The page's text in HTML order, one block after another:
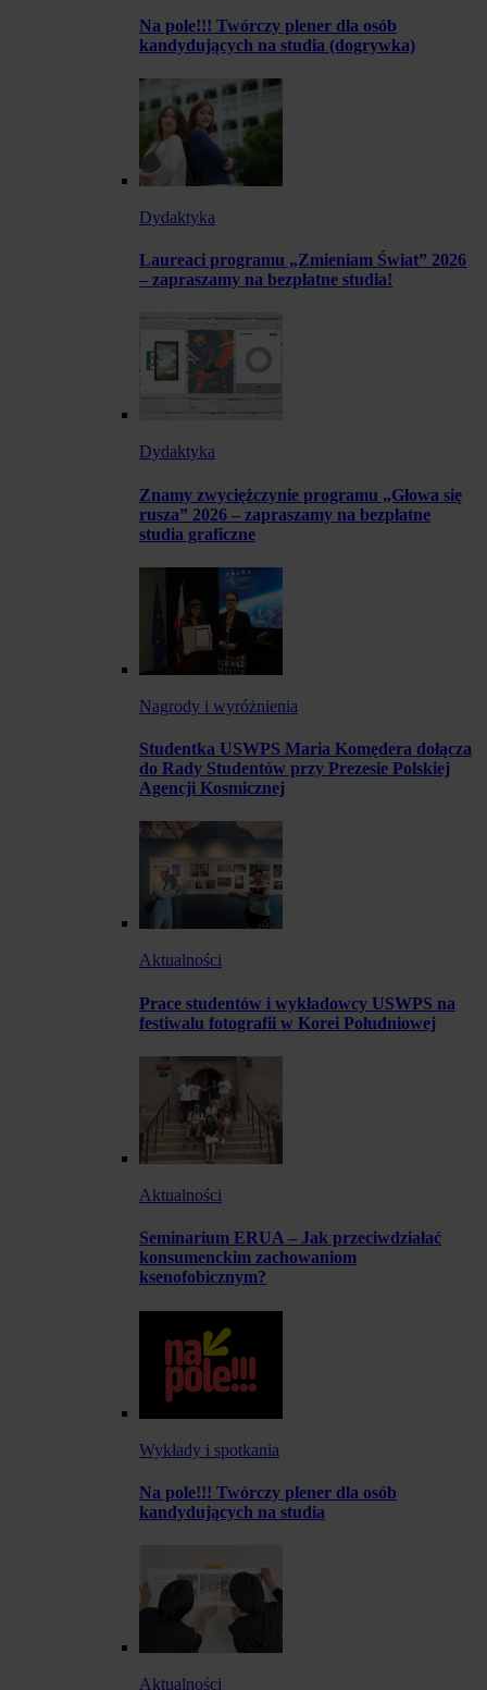
Na pole!!! Twórczy plener dla osób
kandydujących na studia (dogrywka)
Dydaktyka
Laureaci programu „Zmieniam Świat” 2026
– zapraszamy na bezpłatne studia!
Dydaktyka
Znamy zwyciężczynie programu „Głowa się
rusza” 2026 – zapraszamy na bezpłatne
studia graficzne
Nagrody i wyróżnienia
Studentka USWPS Maria Komędera dołącza
do Rady Studentów przy Prezesie Polskiej
Agencji Kosmicznej
Aktualności
Prace studentów i wykładowcy USWPS na
festiwalu fotografii w Korei Południowej
Aktualności
Seminarium ERUA – Jak przeciwdziałać
konsumenckim zachowaniom
ksenofobicznym?
Wykłady i spotkania
Na pole!!! Twórczy plener dla osób
kandydujących na studia
Aktualności